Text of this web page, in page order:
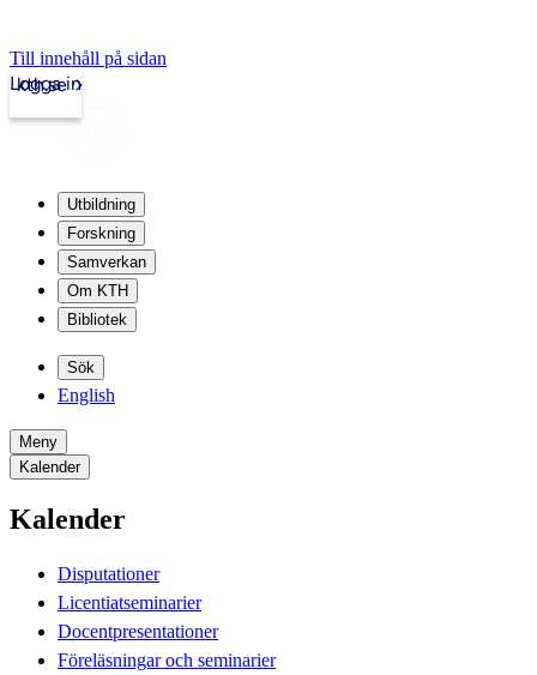
Till innehåll på sidan
kth.se
Logga in
Utbildning
Forskning
Samverkan
Om KTH
Bibliotek
Sök
English
Meny
Kalender
Kalender
Disputationer
Licentiatseminarier
Docentpresentationer
Föreläsningar och seminarier